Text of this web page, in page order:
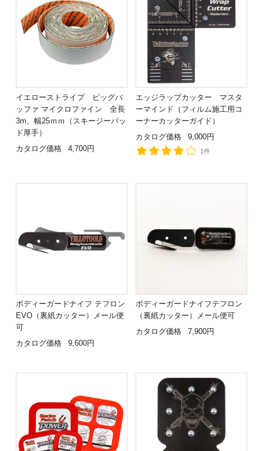
イエローストライプ ビッグバ
ッファ マイクロファイン 全長
3m、幅25ｍｍ（スキージーパッ
ド厚手）
カタログ価格
4,700円
エッジラップカッター マスタ
ーマインド（フィルム施工用コ
ーナーカッターガイド）
カタログ価格
9,000円
1件
ボディーガードナイフ テフロン
EVO（裏紙カッター）メール便
可
カタログ価格
9,600円
ボディーガードナイフテフロン
（裏紙カッター）メール便可
カタログ価格
7,900円